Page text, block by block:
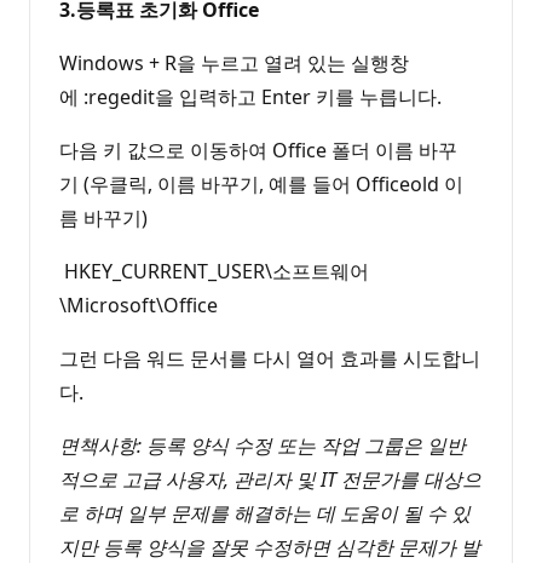
3.등록표 초기화 Office
Windows + R을 누르고 열려 있는 실행창
에 :regedit을 입력하고 Enter 키를 누릅니다.
다음 키 값으로 이동하여 Office 폴더 이름 바꾸
기 (우클릭, 이름 바꾸기, 예를 들어 Officeold 이
름 바꾸기)
HKEY_CURRENT_USER\소프트웨어
\Microsoft\Office
그런 다음 워드 문서를 다시 열어 효과를 시도합니
다.
면책사항: 등록 양식 수정 또는 작업 그룹은 일반
적으로 고급 사용자, 관리자 및 IT 전문가를 대상으
로 하며 일부 문제를 해결하는 데 도움이 될 수 있
지만 등록 양식을 잘못 수정하면 심각한 문제가 발